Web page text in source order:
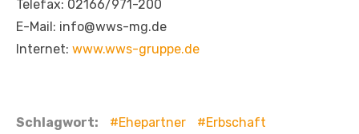
Telefax: 02166/971-200
E-Mail: info@wws-mg.de
Internet: www.wws-gruppe.de
Schlagwort: Ehepartner
Erbschaft